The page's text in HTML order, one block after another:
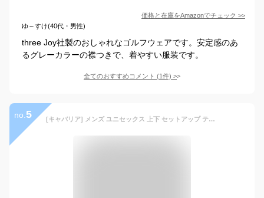
価格と在庫をAmazonでチェック >>
ゆ～すけ(40代・男性)
three Joy社製のおしゃれなゴルフウェアです。安定感のあ
るグレーカラーの襟つきで、着やすい服装です。
全てのおすすめコメント (1件) >
no. 5 [キャバリア] メンズ ユニセックス 上下 セットアップ テーラードジャケット ロングパンツ ストレッチ CASH21-02 48(XL) BLK(ブラック)